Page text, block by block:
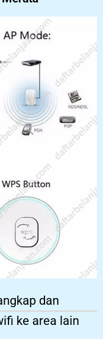
dan
ke area lain